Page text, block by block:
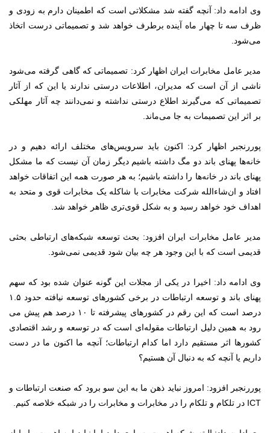
وی ادامه داد: آنچه گفته شد مشکلاتی است که اطمینان دارم به زودی و
ظرف سه تا چهار ماه آینده برطرف خواهد شد و تصمیماتی درست اتخاذ
می‌شود.
مدیر عامل مخابرات ایران اظهار کرد: تصمیماتی که گاهی گرفته می‌شود
ناشی از آن است که مدیران، اطلاعات درستی ندارند یا این که از آثار
تصمیماتی که می‌گیرند اطلاع درستی نداشته و نمی‌دانند چه آثار مهلکی
بر اثر این تصمیمات به جا می‌ماند.
پوررنجبر اظهار کرد: اکنون باید سرویس‌های مختلف ارائه دهیم و در
خانه‌ها پهنای باند دو مگ داشته باشیم دیگر زمان آن نیست که ما مشکل
پهنای باند در خانه‌ها را داشته باشیم؛ به هر صورت همه این اتفاقات خواهد
افتاد و ان‌شاءالله شرکت مخابرات با شاکله یک مخابرات قوی و متحد به
اهداف خود خواهد رسید و به شکل قوی‌تری ظاهر خواهد شد.
مدیر عامل مخابرات ایران افزود: بحث توسعه شبکه‌های ارتباطی بحثی
قدیمی است که با این وجود هر چه بیان شود قدیمی نمی‌شود.
وی ادامه داد: اخیرا در یکی از مجلات این گونه عنوان شده بود که سهم
پهنای باند و توسعه ارتباطات در برخی کشورهای توسعه نیافته حدود ۱.۵
درصد است که این رقم در کشورهای پیشرفته تا ۱۰ درصد هم پیش می
رود به همین دلیل ارتباطات مقوله‌ای است که در توسعه و رشد اقتصادی
کشورها اثر مستقیم دارد اما کدام ارتباطات؛ آنچه ما اکنون ما در دست
داریم یا آنچه که به دنبال آن هستیم؟
پوررنجبر افزود: امروز نباید ذهن ما به این سو برود که صنعت ارتباطات و
ICT در تلکام و تلکام را در مخابرات و مخابرات را در شبکه خلاصه کنیم.